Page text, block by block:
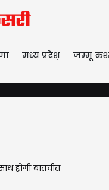
मध्य प्रदेश़ जम्मू
होगी बातचीत